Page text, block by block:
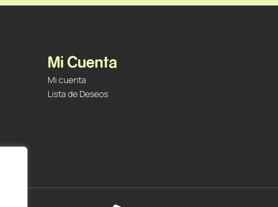
Mi Cuenta
Mi cuenta
Lista de Deseos